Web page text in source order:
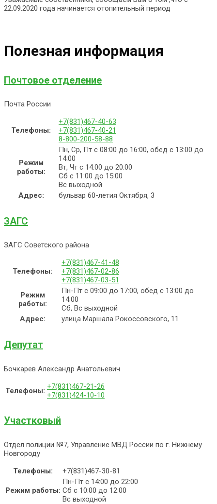
22.09.2020 года начинается отопительный период
Полезная информация
Почтовое отделение
Почта России
Телефоны:
+7(831)467-40-63
+7(831)467-40-21
8-800-200-58-88
Режим
работы:
Пн, Ср, Пт с 08:00 до 16:00, обед с 13:00 до
14:00
Вт, Чт с 14:00 до 20:00
Сб с 11:00 до 15:00
Вс выходной
Адрес:
бульвар 60-летия Октября, 3
ЗАГС
ЗАГС Советского района
Телефоны:
+7(831)467-41-48
+7(831)467-02-86
+7(831)467-03-51
Режим
работы:
Пн-Пт с 09:00 до 17:00, обед с 13:00 до
14:00
Сб, Вс выходной
Адрес:
улица Маршала Рокоссовского, 11
Депутат
Бочкарев Александр Анатольевич
Телефоны: +7(831)467-21-26
+7(831)424-10-10
Участковый
Отдел полиции №7, Управление МВД России по г. Нижнему
Новгороду
Телефоны:
+7(831)467-30-81
Режим работы:
Пн-Пт с 14:00 до 22:00
Сб с 10:00 до 12:00
Вс выходной